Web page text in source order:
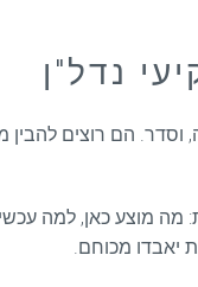
נדל"ן
הם רוצים
מוצע כאן, למה
מכוחם.